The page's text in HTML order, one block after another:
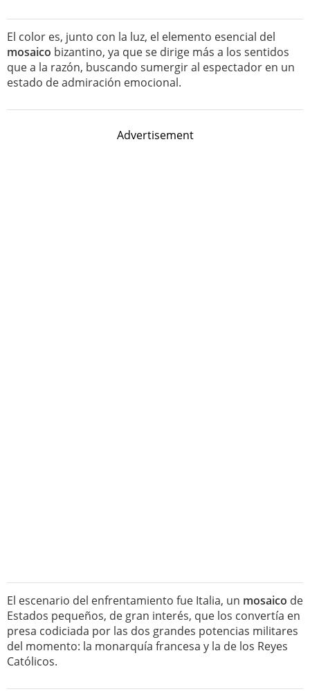
El color es, junto con la luz, el elemento esencial del
mosaico bizantino, ya que se dirige más a los sentidos
que a la razón, buscando sumergir al espectador en un
estado de admiración emocional.
Advertisement
El escenario del enfrentamiento fue Italia, un mosaico de
Estados pequeños, de gran interés, que los convertía en
presa codiciada por las dos grandes potencias militares
del momento: la monarquía francesa y la de los Reyes
Católicos.